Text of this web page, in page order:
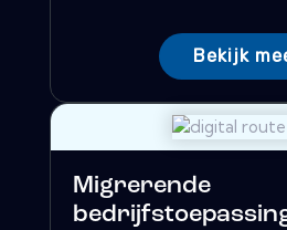
Bekijk
Migrerende